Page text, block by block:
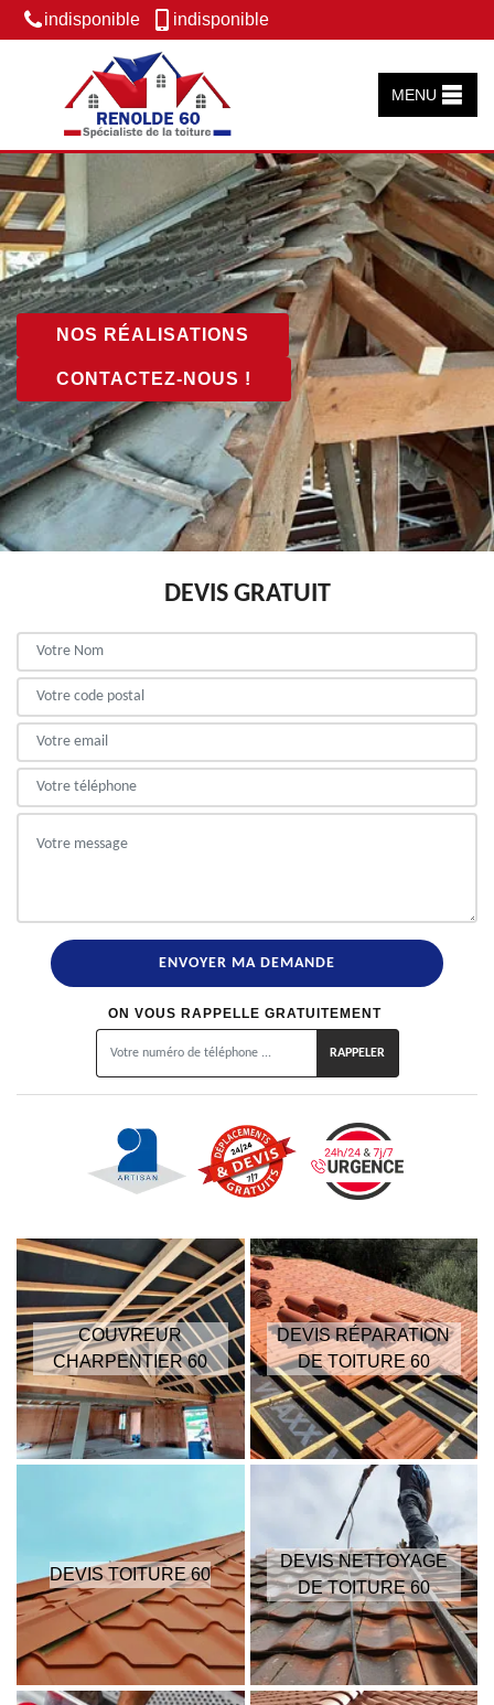
indisponible indisponible
MENU
NOS RÉALISATIONS
CONTACTEZ-NOUS !
DEVIS GRATUIT
ON VOUS RAPPELLE GRATUITEMENT
COUVREUR
CHARPENTIER 60
DEVIS RÉPARATION
DE TOITURE 60
DEVIS TOITURE 60
DEVIS NETTOYAGE
DE TOITURE 60